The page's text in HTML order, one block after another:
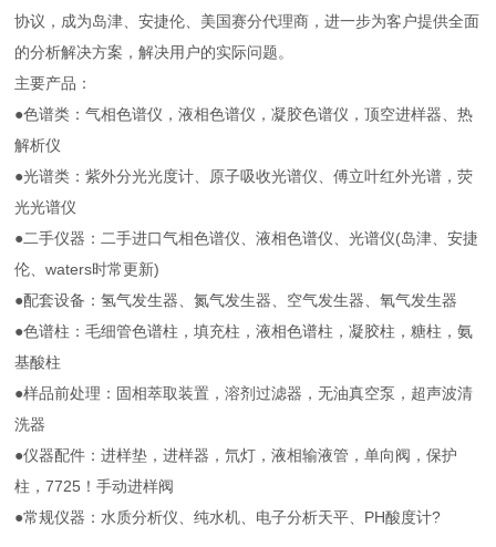
协议，成为岛津、安捷伦、美国赛分代理商，进一步为客户提供全面
的分析解决方案，解决用户的实际问题。
主要产品：
●色谱类：气相色谱仪，液相色谱仪，凝胶色谱仪，顶空进样器、热
解析仪
●光谱类：紫外分光光度计、原子吸收光谱仪、傅立叶红外光谱，荧
光光谱仪
●二手仪器：二手进口气相色谱仪、液相色谱仪、光谱仪(岛津、安捷
伦、waters时常更新)
●配套设备：氢气发生器、氮气发生器、空气发生器、氧气发生器
●色谱柱：毛细管色谱柱，填充柱，液相色谱柱，凝胶柱，糖柱，氨
基酸柱
●样品前处理：固相萃取装置，溶剂过滤器，无油真空泵，超声波清
洗器
●仪器配件：进样垫，进样器，氘灯，液相输液管，单向阀，保护
柱，7725！手动进样阀
●常规仪器：水质分析仪、纯水机、电子分析天平、PH酸度计?